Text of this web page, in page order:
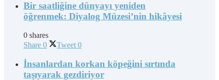
Bir saatliğine dünyayı yeniden
öğrenmek: Diyalog Müzesi’nin hikâyesi
0 shares
Share 0 Tweet 0
İnsanlardan korkan köpeğini sırtında
taşıyarak gezdiriyor